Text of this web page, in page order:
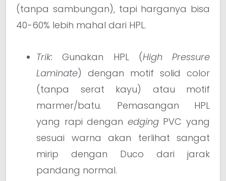
(tanpa sambungan), tapi harganya bisa
40-60% lebih mahal dari HPL.
Trik: Gunakan HPL (High Pressure
Laminate) dengan motif solid color
(tanpa serat kayu) atau motif
marmer/batu. Pemasangan HPL
yang rapi dengan edgingPVC yang
sesuai warna akan terlihat sangat
mirip dengan Duco dari jarak
pandang normal.